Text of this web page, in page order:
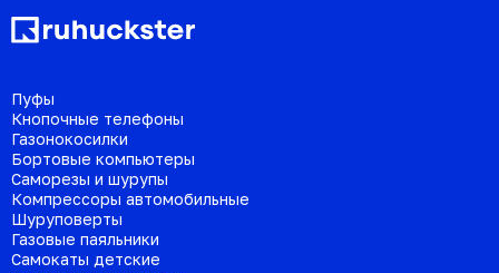
Пуфы
Кнопочные телефоны
Газонокосилки
Бортовые компьютеры
Саморезы и шурупы
Компрессоры автомобильные
Шуруповерты
Газовые паяльники
Самокаты детские